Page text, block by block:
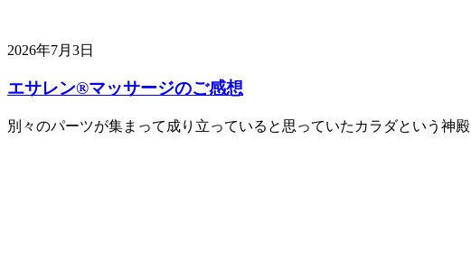
2026年7月3日
エサレン®︎マッサージのご感想
別々のパーツが集まって成り立っていると思っていたカラダという神殿